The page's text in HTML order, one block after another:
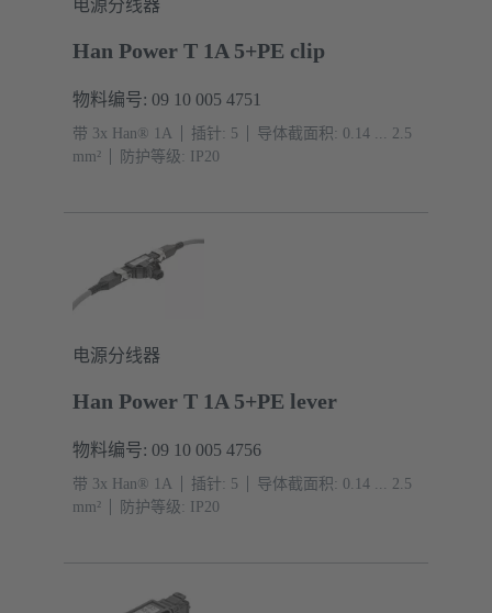
电源分线器
Han Power T 1A 5+PE clip
物料编号: 09 10 005 4751
带 3x Han® 1A 插针: 5
导体截面积: 0.14 ... 2.5
mm²
防护等级: IP20
电源分线器
Han Power T 1A 5+PE lever
物料编号: 09 10 005 4756
带 3x Han® 1A 插针: 5
导体截面积: 0.14 ... 2.5
mm²
防护等级: IP20